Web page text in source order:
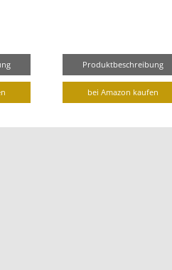
Produktbeschreibung
bei Amazon kaufen